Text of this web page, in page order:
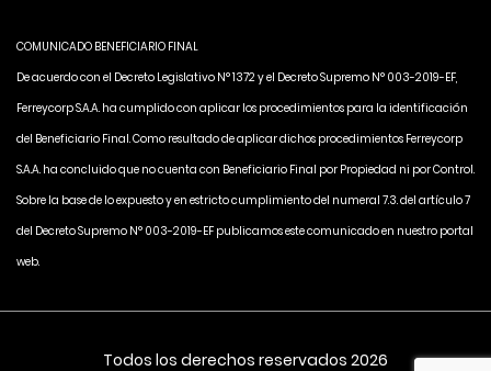
COMUNICADO BENEFICIARIO FINAL
De acuerdo con el Decreto Legislativo N° 1372 y el Decreto Supremo N° 003-2019-EF,
Ferreycorp S.A.A. ha cumplido con aplicar los procedimientos para la identificación
del Beneficiario Final. Como resultado de aplicar dichos procedimientos Ferreycorp
S.A.A. ha concluido que no cuenta con Beneficiario Final por Propiedad ni por Control.
Sobre la base de lo expuesto y en estricto cumplimiento del numeral 7.3. del artículo 7
del Decreto Supremo N° 003-2019-EF publicamos este comunicado en nuestro portal
web.
Todos los derechos reservados 2026